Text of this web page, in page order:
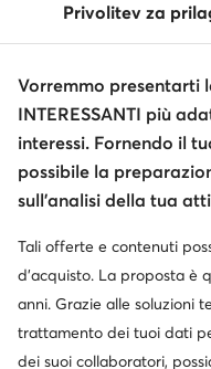
©
Privolitev za
Vorremmo presentarti
INTERESSANTI più
interessi. Fornendo il
possibile la
sull’analisi della tua
Tali offerte e contenuti
d’acquisto. La proposta è
anni. Grazie alle soluzioni
trattamento dei tuoi dati
dei suoi collaboratori,